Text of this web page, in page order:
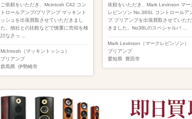
ご依頼をいただき、Mcintosh C42 コン
トロールアンプ/プリアンプ マッキント
ッシュを出張買取させていただきまし
た。他社との比較などで慎重に売却を検
討なさっ ...
McIntosh（マッキントッシュ）
プリアンプ
群馬県 伊勢崎市
依頼をいただき、Mark Levinson マー
レビンソン No.38SL コントロールア
プ プリアンプを出張買取させていただ
きました。No38Lのスペシャルバ ...
Mark Levinson（マークレビンソン）
プリアンプ
愛知県
豊田市